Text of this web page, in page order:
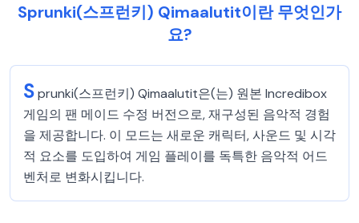
Sprunki(스프런키) Qimaalutit이란 무엇인가
요?
Sprunki(스프런키) Qimaalutit은(는) 원본 Incredibox
게임의 팬 메이드 수정 버전으로, 재구성된 음악적 경험
을 제공합니다. 이 모드는 새로운 캐릭터, 사운드 및 시각
적 요소를 도입하여 게임 플레이를 독특한 음악적 어드
벤처로 변화시킵니다.